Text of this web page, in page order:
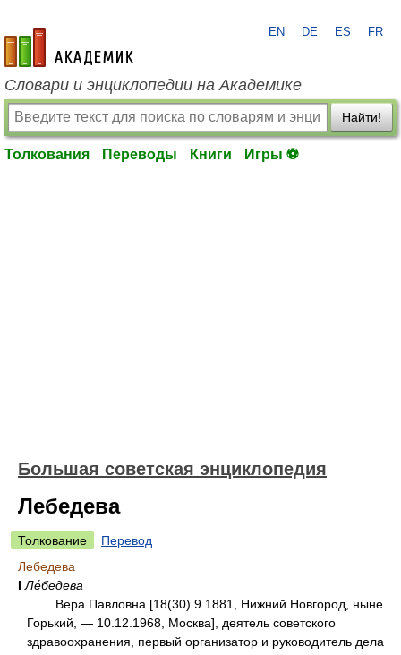
academic.ru
EN DE ES FR
Словари и энциклопедии на Академике
Найти!
Толкования Переводы Книги Игры ⚽
Большая советская энциклопедия
Лебедева
Толкование
Перевод
Лебедева
I Ле́бедева
Вера Павловна [18(30).9.1881, Нижний Новгород, ныне
Горький, — 10.12.1968, Москва], деятель советского
здравоохранения, первый организатор и руководитель дела